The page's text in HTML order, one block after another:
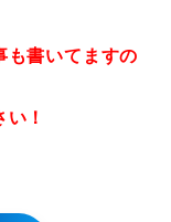
も書いてますの
！